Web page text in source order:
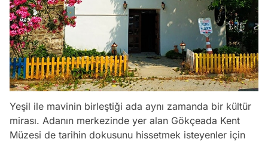
Yeşil ile mavinin birleştiği ada aynı zamanda bir kültür
mirası. Adanın merkezinde yer alan Gökçeada Kent
Müzesi de tarihin dokusunu hissetmek isteyenler için